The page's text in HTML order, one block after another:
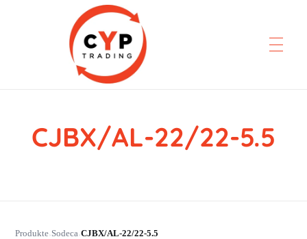
CYP Trading
Professionelle Ersatzteilbeschaffung
CJBX/AL-22/22-5.5
Produkte›Sodeca›CJBX/AL-22/22-5.5